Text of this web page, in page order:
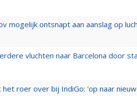
mogelijk ontsnapt aan aanslag op
vluchten naar Barcelona door
het roer over bij IndiGo: 'op naar